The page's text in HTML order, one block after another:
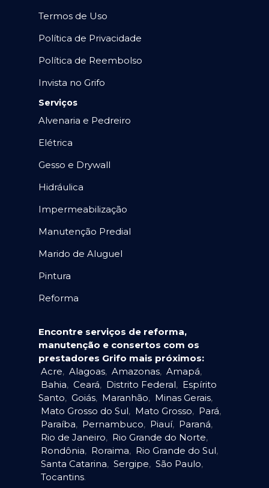
Termos de Uso
Política de Privacidade
Política de Reembolso
Invista no Grifo
Serviços
Alvenaria e Pedreiro
Elétrica
Gesso e Drywall
Hidráulica
Impermeabilização
Manutenção Predial
Marido de Aluguel
Pintura
Reforma
Encontre serviços de reforma,
manutenção e consertos com os
prestadores Grifo mais próximos:
Acre, Alagoas, Amazonas, Amapá,
Bahia, Ceará, Distrito Federal, Espírito
Santo, Goiás, Maranhão, Minas Gerais,
Mato Grosso do Sul, Mato Grosso, Pará,
Paraíba, Pernambuco, Piauí, Paraná,
Rio de Janeiro, Rio Grande do Norte,
Rondônia, Roraima, Rio Grande do Sul,
Santa Catarina, Sergipe, São Paulo,
Tocantins.